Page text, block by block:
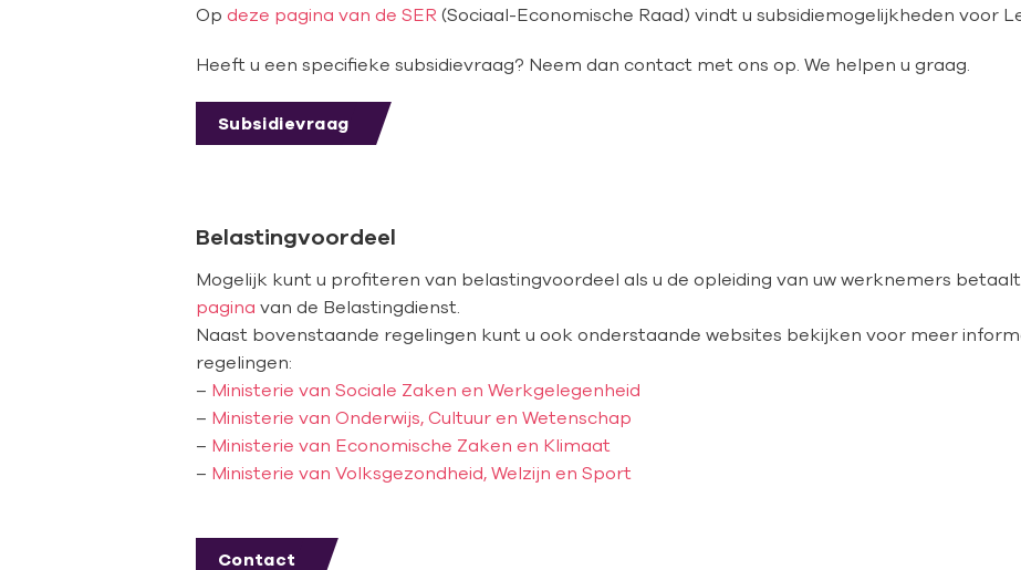
Op deze pagina van de SER (Sociaal-Economische Raad) vindt u subsidiemogelijkheden voor
Heeft u een specifieke subsidievraag? Neem dan contact met ons op. We helpen u graag.
Subsidievraag
Belastingvoordeel
Mogelijk kunt u profiteren van belastingvoordeel als u de opleiding van uw werknemers
pagina van de Belastingdienst.
Naast bovenstaande regelingen kunt u ook onderstaande websites bekijken voor meer
regelingen:
– Ministerie van Sociale Zaken en Werkgelegenheid
– Ministerie van Onderwijs, Cultuur en Wetenschap
– Ministerie van Economische Zaken en Klimaat
– Ministerie van Volksgezondheid, Welzijn en Sport
Contact